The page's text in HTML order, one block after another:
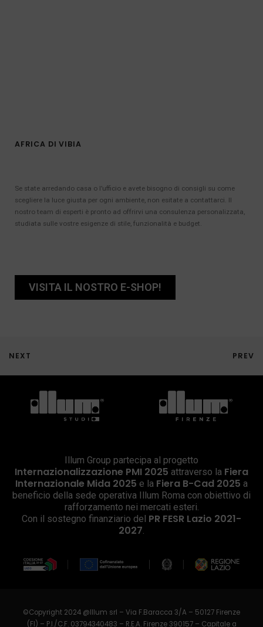
AFRICA DI VIBIA
Se state arredando casa o l’ufficio e avete bisogno di consigli su come
scegliere la luce giusta per ogni ambiente, non esitate a contattarci. Il
nostro team di esperti è pronto ad offrirvi una consulenza personalizzata,
studiata sulle vostre esigenze di stile, funzionalità e budget.
VISITA IL NOSTRO E-SHOP!
PREV
NEXT
Illum Group partecipa al progetto
Internazionalizzazione PMI 2025 attraverso la Fiera
Internazionale Mida 2025 e la Fiera B-Cad 2025 a
beneficio della sede operativa Illum Roma con obiettivo di
rafforzamento nei mercati esteri.
Con il sostegno finanziario del PR FESR Lazio 2021-
2027.
©Copyright 2024 @Illum srl – Via F.Baracca 3/A – 50127 Firenze
(FI) – P.I./C.F. 03794340483 – R.E.A. Firenze 390157 – Capitale a